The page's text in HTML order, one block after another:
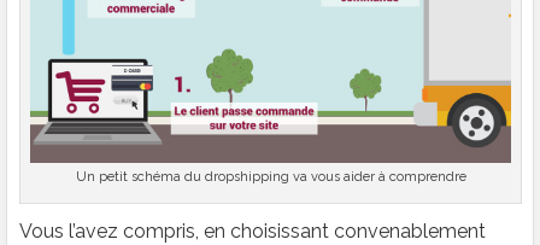
Un petit schéma du dropshipping va vous aider à comprendre
Vous l’avez compris, en choisissant convenablement